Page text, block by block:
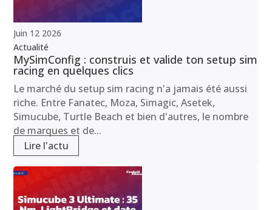
Juin 12 2026
Actualité
MySimConfig : construis et valide ton setup sim
racing en quelques clics
Le marché du setup sim racing n'a jamais été aussi
riche. Entre Fanatec, Moza, Simagic, Asetek,
Simucube, Turtle Beach et bien d'autres, le nombre
de marques et de...
Lire l'actu